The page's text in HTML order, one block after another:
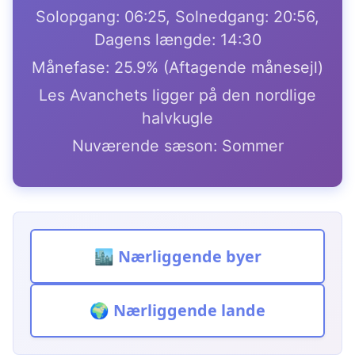
Solopgang: 06:25, Solnedgang: 20:56,
Dagens længde: 14:30
Månefase: 25.9% (Aftagende månesejl)
Les Avanchets ligger på den nordlige
halvkugle
Nuværende sæson: Sommer
🏙️ Nærliggende byer
🌍 Nærliggende lande